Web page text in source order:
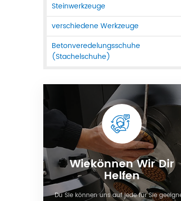
Steinwerkzeuge
verschiedene Werkzeuge
Betonveredelungsschuhe
(Stachelschuhe)
Wiekönnen Wir Dir
Helfen
Du Sie können uns auf jede für Sie